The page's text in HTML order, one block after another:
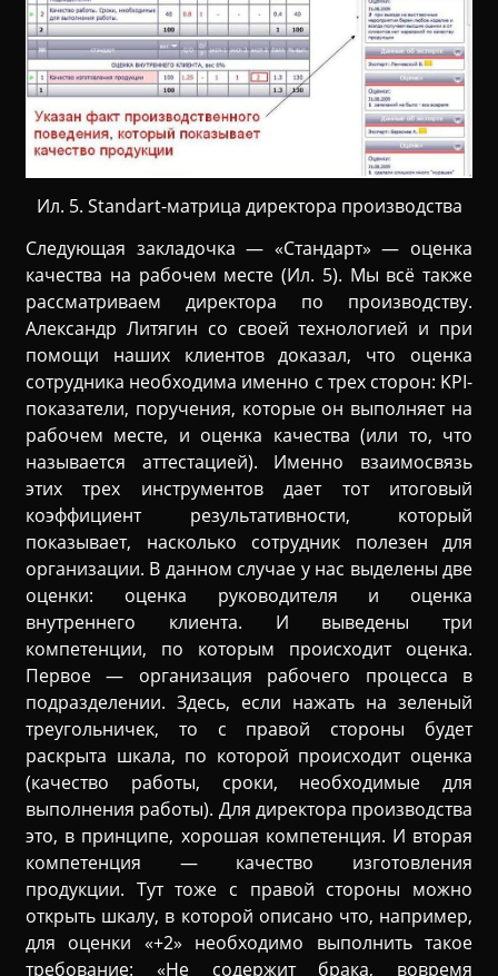
Ил. 5. Standart-матрица директора производства
Следующая закладочка — «Стандарт» — оценка
качества на рабочем месте (Ил. 5). Мы всё также
рассматриваем директора по производству.
Александр Литягин со своей технологией и при
помощи наших клиентов доказал, что оценка
сотрудника необходима именно с трех сторон: KPI-
показатели, поручения, которые он выполняет на
рабочем месте, и оценка качества (или то, что
называется аттестацией). Именно взаимосвязь
этих трех инструментов дает тот итоговый
коэффициент результативности, который
показывает, насколько сотрудник полезен для
организации. В данном случае у нас выделены две
оценки: оценка руководителя и оценка
внутреннего клиента. И выведены три
компетенции, по которым происходит оценка.
Первое — организация рабочего процесса в
подразделении. Здесь, если нажать на зеленый
треугольничек, то с правой стороны будет
раскрыта шкала, по которой происходит оценка
(качество работы, сроки, необходимые для
выполнения работы). Для директора производства
это, в принципе, хорошая компетенция. И вторая
компетенция — качество изготовления
продукции. Тут тоже с правой стороны можно
открыть шкалу, в которой описано что, например,
для оценки «+2» необходимо выполнить такое
требование: «Не содержит брака, вовремя